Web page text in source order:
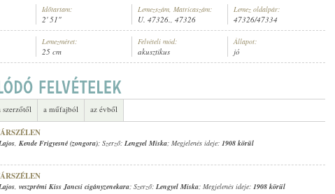
LAJOS BANDA MARCI CIGÁNYZENEKARA
Időtartam:
2' 51"
Lemezszám, Matricaszám:
U. 47326., 47326
Lemez oldalpár:
47326/47334
Lemezméret:
25 cm
Felvételi mód:
akusztikus
Állapot:
jó
szerzőtől a műfajból az évből
, Kende Frigyesné (zongora); Szerző: Lengyel Miska; Megjelenés ideje: 1908 körül
, veszprémi Kiss Jancsi cigányzenekara; Szerző: Lengyel Miska; Megjelenés ideje: 1908 körül